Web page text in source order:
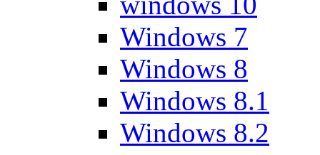
Windows 7
Windows 8
Windows 8.1
Windows 8.2